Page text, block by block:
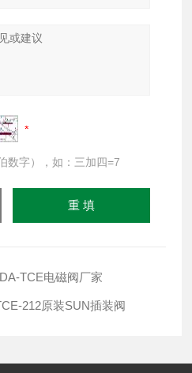
数字），如：三加四=7
TCE电磁阀厂家
212原装SUN插装阀